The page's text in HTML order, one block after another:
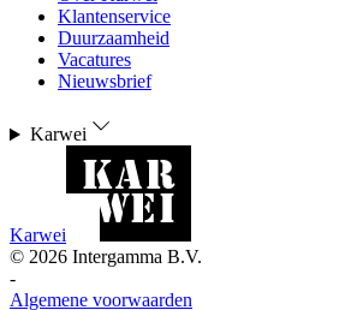
Klantenservice
Duurzaamheid
Vacatures
Nieuwsbrief
Karwei
Karwei
© 2026 Intergamma B.V.
-
Algemene voorwaarden